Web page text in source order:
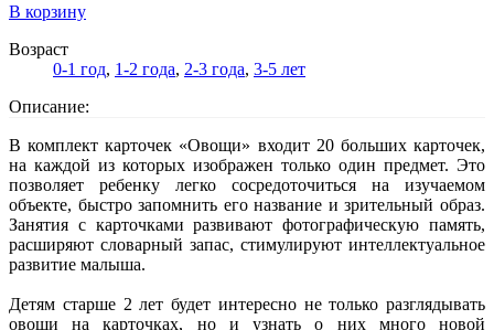
В корзину
Возраст
0-1 год, 1-2 года, 2-3 года, 3-5 лет
Описание:
В комплект карточек «Овощи» входит 20 больших карточек,
на каждой из которых изображен только один предмет. Это
позволяет ребенку легко сосредоточиться на изучаемом
объекте, быстро запомнить его название и зрительный образ.
Занятия с карточками развивают фотографическую память,
расширяют словарный запас, стимулируют интеллектуальное
развитие малыша.
Детям старше 2 лет будет интересно не только разглядывать
овощи на карточках, но и узнать о них много новой